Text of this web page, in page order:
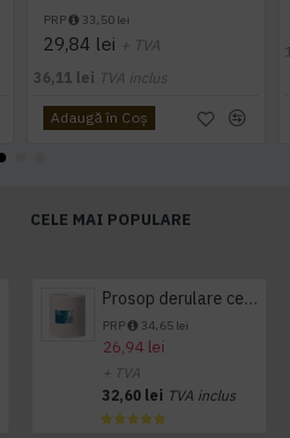
PRP 33,50 lei
29,84 lei + TVA
36,11 lei TVA inclus
Adaugă în Coş
CELE MAI POPULARE
Prosop derulare centrala 1 pliu, 300 m Tork
PRP 34,65 lei
26,94 lei
+ TVA
32,60 lei TVA inclus